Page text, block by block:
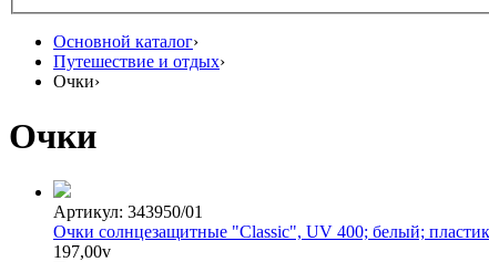
Основной каталог›
Путешествие и отдых›
Очки›
Очки
Артикул: 343950/01
Очки солнцезащитные "Classic", UV 400; белый;
197,00v